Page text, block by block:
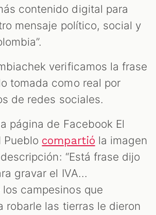
contenido digital para
mensaje político, social y
verificamos la frase
tomada como real por
de redes sociales.
página de Facebook El
Pueblo compartió la imagen
“Está frase dijo
gravar el IVA...
campesinos que
robarle las tierras le dieron